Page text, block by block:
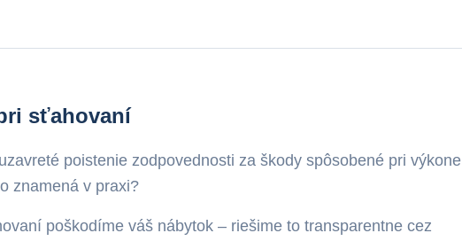
sťahovaní
poistenie zodpovednosti za škody spôsobené pri výkone
znamená v praxi?
poškodíme váš nábytok – riešime to transparentne cez